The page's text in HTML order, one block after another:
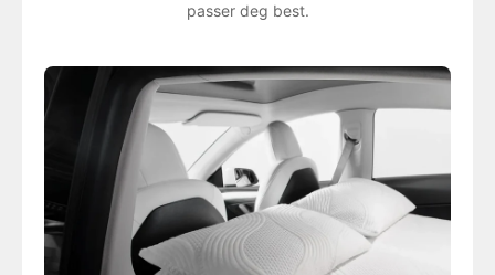
passer deg best.